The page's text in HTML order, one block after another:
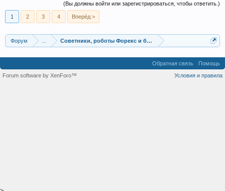
(Вы должны войти или зарегистрироваться, чтобы ответить.)
1 2 3 4 Вперёд >
Форум ... Советники, роботы Форекс и бинарных опционов
Обратная связь
Помощь
Условия и правила
Forum software by XenForo™